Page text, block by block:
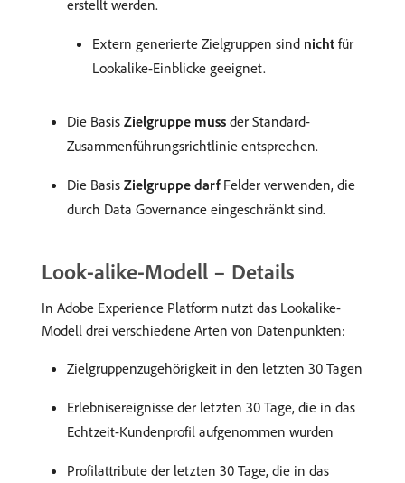
erstellt werden.
Extern generierte Zielgruppen sind nicht für
Lookalike-Einblicke geeignet.
Die Basis Zielgruppe muss der Standard-
Zusammenführungsrichtlinie entsprechen.
Die Basis Zielgruppe darfFelder verwenden, die
durch Data Governance eingeschränkt sind.
Look-alike-Modell – Details
In Adobe Experience Platform nutzt das Lookalike-
Modell drei verschiedene Arten von Datenpunkten:
Zielgruppenzugehörigkeit in den letzten 30 Tagen
Erlebnisereignisse der letzten 30 Tage, die in das
Echtzeit-Kundenprofil aufgenommen wurden
Profilattribute der letzten 30 Tage, die in das